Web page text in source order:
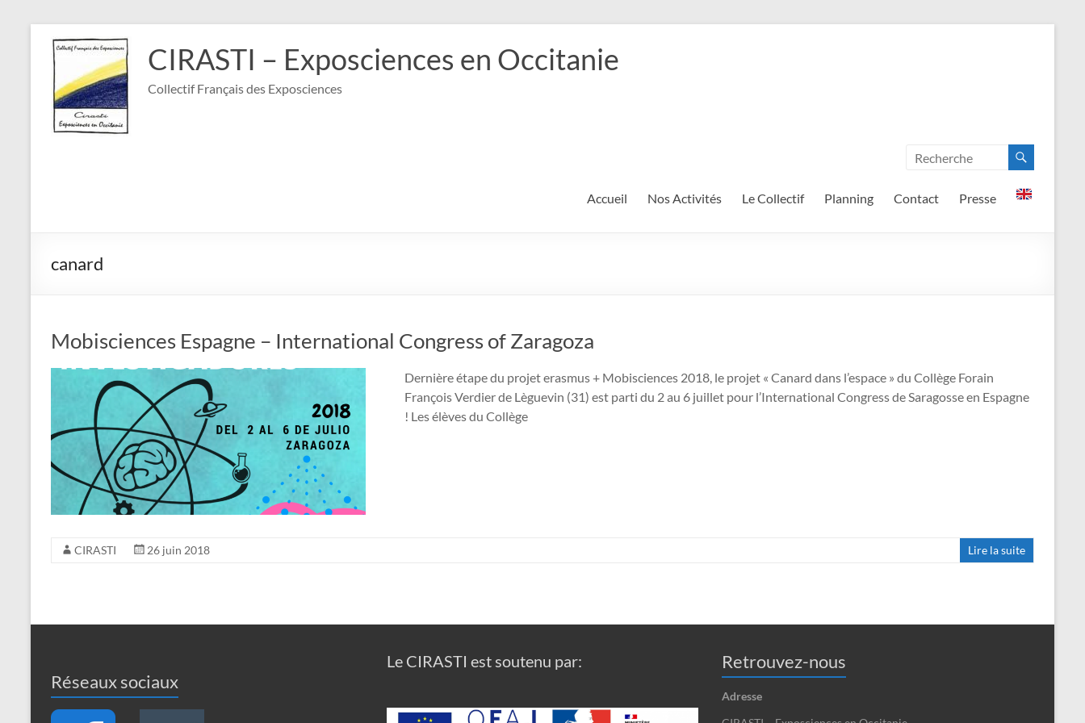
contenu
CIRASTI – Exposciences en Occitanie
Collectif Français des Exposciences
Accueil Nos Activités Le Collectif Planning Contact Presse
canard
Mobisciences Espagne – International Congress of Zaragoza
Dernière étape du projet erasmus + Mobisciences 2018, le projet « Canard dans l’espace » du Collège Forain
François Verdier de Lèguevin (31) est parti du 2 au 6 juillet pour l’International Congress de Saragosse en Espagne
! Les élèves du Collège
CIRASTI 26 juin 2018 Lire la suite
Réseaux sociaux
Le CIRASTI est soutenu par: Retrouvez-nous
Adresse